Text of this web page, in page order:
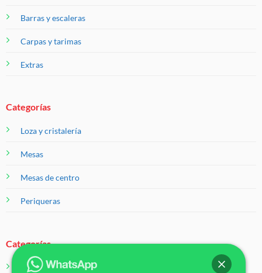
Barras y escaleras
Carpas y tarimas
Extras
Categorías
Loza y cristalería
Mesas
Mesas de centro
Periqueras
Categorías
Salas